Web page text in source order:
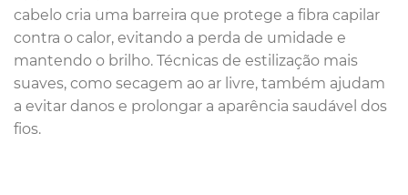
cabelo cria uma barreira que protege a fibra capilar
contra o calor, evitando a perda de umidade e
mantendo o brilho. Técnicas de estilização mais
suaves, como secagem ao ar livre, também ajudam
a evitar danos e prolongar a aparência saudável dos
fios.